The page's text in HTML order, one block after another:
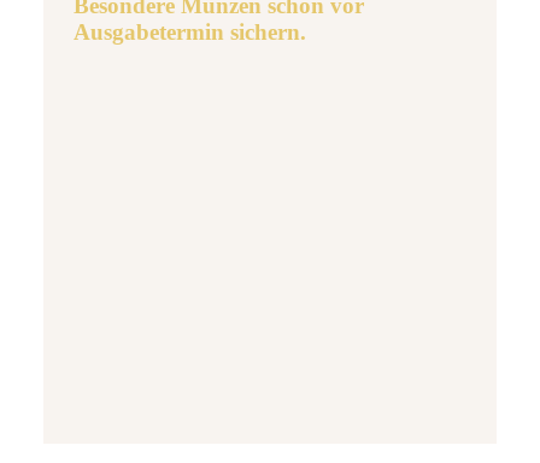
Ausgabetermin sichern.